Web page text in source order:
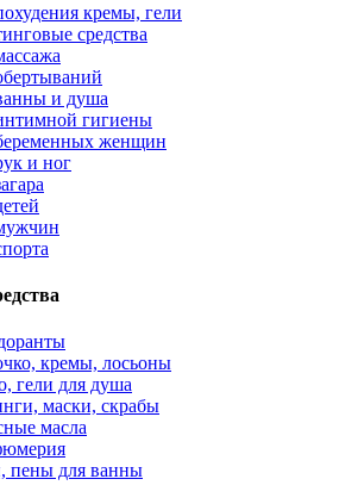
кремы, гели
средства
и душа
гигиены
женщин
и ног
кремы, лосьоны
гели для душа
маски, скрабы
масла
пены для ванны